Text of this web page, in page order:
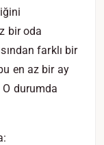
bir oda
farklı bir
en az bir ay
durumda